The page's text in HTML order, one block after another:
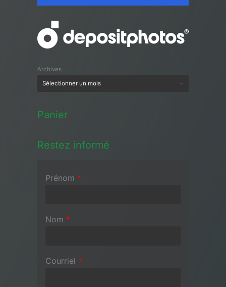
Archives
Panier
Restez informé
Prénom *
Nom *
Courriel *